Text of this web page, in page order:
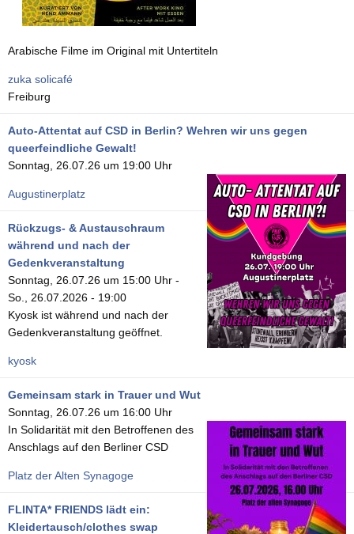
Arabische Filme im Original mit Untertiteln
zuka solicafé
Freiburg
Auto-Attentat auf CSD in Berlin? Wehren wir uns gegen
queerfeindliche Gewalt!
Sonntag, 26.07.26 um 19:00 Uhr
Augustinerplatz
Rückzugs- & Austauschraum
während und nach der
Gedenkveranstaltung
Sonntag, 26.07.26 um 15:00 Uhr -
So., 26.07.2026 - 19:00
Kyosk ist während und nach der
Gedenkveranstaltung geöffnet.
kyosk
Gemeinsam stark in Trauer und Wut
Sonntag, 26.07.26 um 16:00 Uhr
In Solidarität mit den Betroffenen des
Anschlags auf den Berliner CSD
Platz der Alten Synagoge
FLINTA* FRIENDS lädt ein:
Kleidertausch/clothes swap